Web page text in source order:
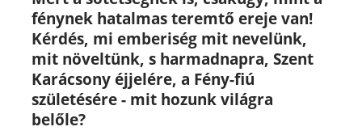
fénynek hatalmas teremtő ereje van!
Kérdés, mi emberiség mit nevelünk,
mit növeltünk, s harmadnapra, Szent
Karácsony éjjelére, a Fény-fiú
születésére - mit hozunk világra
belőle?